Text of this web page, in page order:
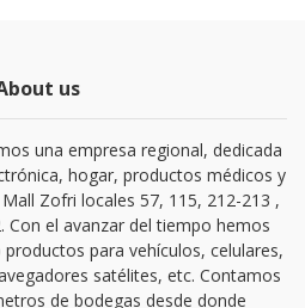
us
una empresa regional, dedicada
hogar, productos médicos y
Zofri locales 57, 115, 212-213 ,
Con el avanzar del tiempo hemos
para vehículos, celulares,
satélites, etc. Contamos
de bodegas desde donde